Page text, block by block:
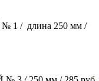
1 / длина 250 мм /